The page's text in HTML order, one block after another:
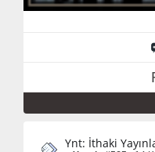
Ynt: İthaki